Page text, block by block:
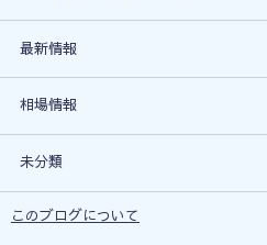
最新情報
相場情報
未分類
このブログについて